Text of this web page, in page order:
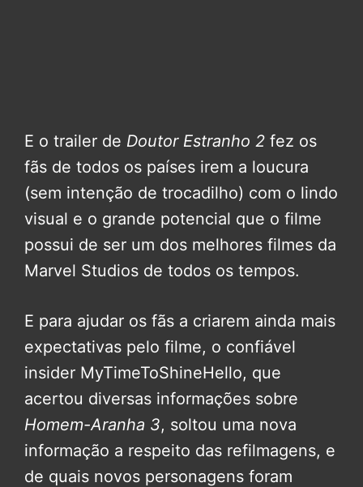
E o trailer de Doutor Estranho 2 fez os
fãs de todos os países irem a loucura
(sem intenção de trocadilho) com o lindo
visual e o grande potencial que o filme
possui de ser um dos melhores filmes da
Marvel Studios de todos os tempos.
E para ajudar os fãs a criarem ainda mais
expectativas pelo filme, o confiável
insider MyTimeToShineHello, que
acertou diversas informações sobre
Homem-Aranha 3, soltou uma nova
informação a respeito das refilmagens, e
de quais novos personagens foram